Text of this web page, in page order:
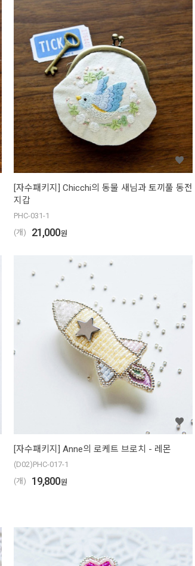
[자수패키지] Chicchi의 동물 새님과 토끼풀 동전
지갑
PHC-031-1
(개)
21,000원
[자수패키지] Anne의 로케트 브로치 - 레몬
(D02)PHC-017-1
(개)
19,800원